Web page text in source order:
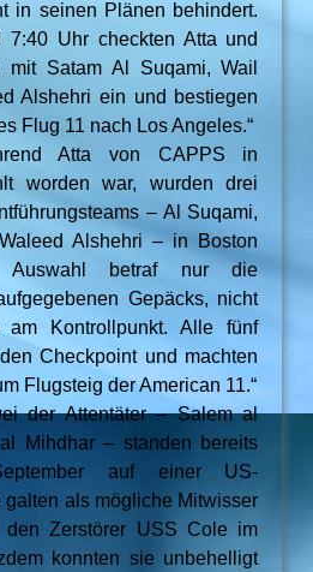
in seinen Plänen behindert.
7:40 Uhr checkten Atta und
mit Satam Al Suqami, Wail
Alshehri ein und bestiegen
Flug 11 nach Los Angeles.“
Atta von CAPPS in
worden war, wurden drei
– Al Suqami,
Alshehri – in Boston
Auswahl betraf nur die
Gepäcks, nicht
Kontrollpunkt. Alle fünf
Checkpoint und machten
Flugsteig der American 11.“
der Attentäter – Salem al
Mihdhar – standen bereits
auf einer US-
galten als mögliche Mitwisser
Zerstörer USS Cole im
konnten sie unbehelligt